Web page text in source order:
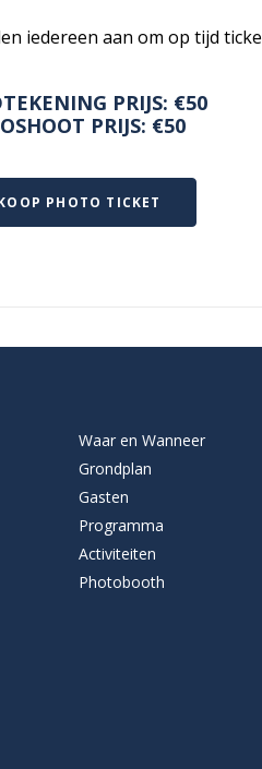
iedereen aan om op tijd
PRIJS: €50
PRIJS: €50
PHOTO TICKET
Waar en Wanneer
Grondplan
Gasten
Programma
Activiteiten
Photobooth